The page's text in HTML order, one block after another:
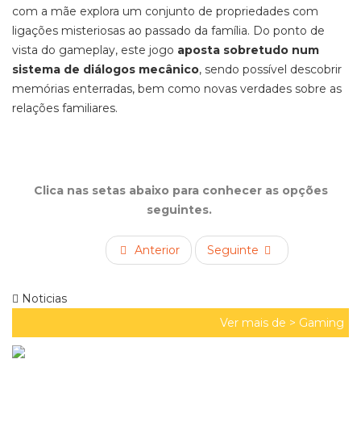
com a mãe explora um conjunto de propriedades com
ligações misteriosas ao passado da família. Do ponto de
vista do gameplay, este jogo aposta sobretudo num
sistema de diálogos mecânico, sendo possível descobrir
memórias enterradas, bem como novas verdades sobre as
relações familiares.
Clica nas setas abaixo para conhecer as opções
seguintes.
Anterior Seguinte
Noticias
Ver mais de > Gaming